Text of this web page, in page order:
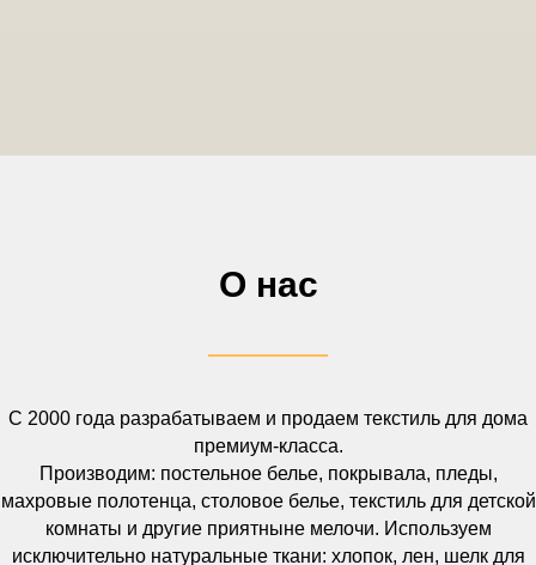
О нас
С 2000 года разрабатываем и продаем текстиль для дома
премиум-класса.
Производим: постельное белье, покрывала, пледы,
махровые полотенца, столовое белье, текстиль для детской
комнаты и другие приятныне мелочи. Используем
исключительно натуральные ткани: хлопок, лен, шелк для